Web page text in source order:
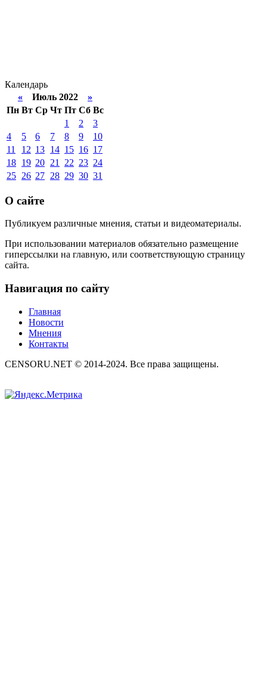
Календарь
« Июль 2022 »
Пн Вт Ср Чт Пт Сб Вс
1
2
3
4
5 6 7 8 9
10
11
12 13 14 15 16 17
18 19 20 21 22 23 24
25 26 27 28 29 30 31
О сайте
Публикуем различные мнения, статьи и видеоматериалы.
При использовании материалов обязательно размещение
гиперссылки на главную, или соответствующую страницу
сайта.
Навигация по сайту
Главная
Новости
Мнения
Контакты
CENSORU.NET © 2014-2024. Все права защищены.